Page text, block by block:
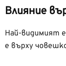
Влияние
Най-видимият
е върху